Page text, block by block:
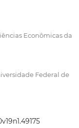
Econômicas da
Federal de